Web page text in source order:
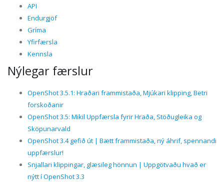
API
Endurgjöf
Gríma
Yfirfærsla
Kennsla
Nýlegar færslur
OpenShot 3.5.1: Hraðari frammistaða, Mjúkari klipping, Betri
forskoðanir
OpenShot 3.5: Mikil Uppfærsla fyrir Hraða, Stöðugleika og
Sköpunarvald
OpenShot 3.4 gefið út | Bætt frammistaða, ný áhrif, spennandi
uppfærslur!
Snjallari klippingar, glæsileg hönnun | Uppgötvaðu hvað er
nýtt í OpenShot 3.3